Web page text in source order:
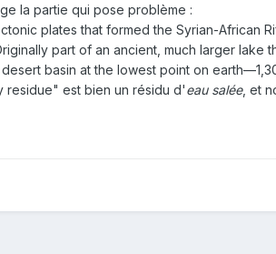
la partie qui pose problème :
plates that formed the Syrian-African
part of an ancient, much larger lake
basin at the lowest point on
residue" est bien un résidu d'eau salée, et